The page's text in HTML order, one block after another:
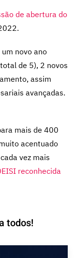
de abertura do
novo ano
de 5), 2 novos
assim
avançadas.
mais de 400
acentuado
vez mais
reconhecida
todos!